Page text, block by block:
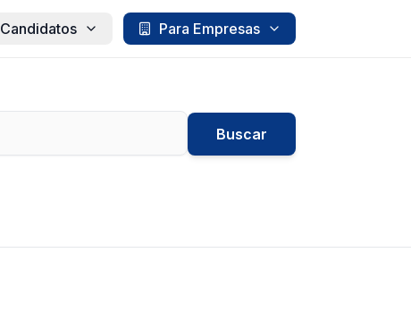
Para Empresas
Buscar